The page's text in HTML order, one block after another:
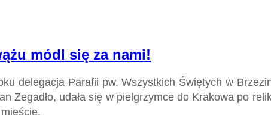
módl się za nami!
delegacja Parafii pw. Wszystkich Świętych w
Zegadło, udała się w pielgrzymce do Krakowa po